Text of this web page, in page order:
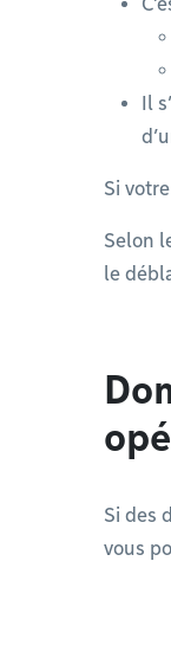
Il
Si
Selon
le
Si des
vous